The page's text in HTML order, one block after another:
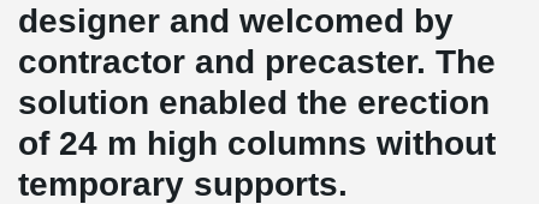
designer and welcomed by
contractor and precaster. The
solution enabled the erection
of 24 m high columns without
temporary supports.